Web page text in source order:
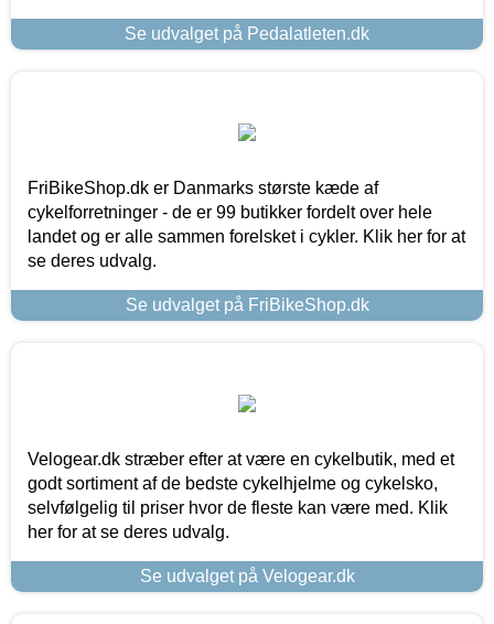
Se udvalget på Pedalatleten.dk
FriBikeShop.dk er Danmarks største kæde af
cykelforretninger - de er 99 butikker fordelt over hele
landet og er alle sammen forelsket i cykler. Klik her for at
se deres udvalg.
Se udvalget på FriBikeShop.dk
Velogear.dk stræber efter at være en cykelbutik, med et
godt sortiment af de bedste cykelhjelme og cykelsko,
selvfølgelig til priser hvor de fleste kan være med. Klik
her for at se deres udvalg.
Se udvalget på Velogear.dk